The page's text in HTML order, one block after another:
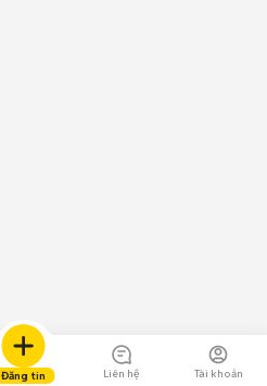
Đăng tin Liên hệ Tài khoản